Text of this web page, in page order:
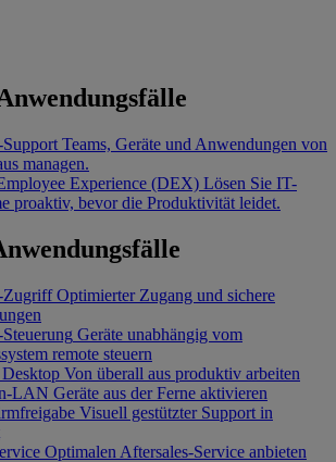
Teams, Geräte und Anwendungen von
managen.
Experience (DEX) Lösen Sie IT-
proaktiv, bevor die Produktivität leidet.
Zugriff Optimierter Zugang und sichere
Geräte unabhängig vom
remote steuern
Von überall aus produktiv arbeiten
LAN Geräte aus der Ferne aktivieren
Visuell gestützter Support in
Optimalen Aftersales-Service anbieten